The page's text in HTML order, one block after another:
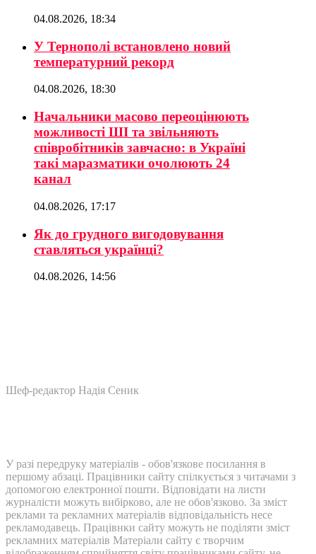
04.08.2026, 18:34
У Тернополі встановлено новий
температурний рекорд
04.08.2026, 18:30
Начальники масово переоцінюють
можливості ШІ та звільняють
співробітників завчасно: в Україні
такі маразматики очолюють 24
канал
04.08.2026, 17:17
Як до грудного вигодовування
ставляться українці?
04.08.2026, 14:56
Шеф-редактор Надія Сеник
У разі передруку матеріалів - обов'язкове посилання в
першому абзаці. Працівники сайту спілкується з читачами з
допомогою електронної пошти. Відповідати на листи
журналісти можуть вибірково, але не обов'язково. За зміст
реклами та рекламних матеріалів відповідальність несе
рекламодавець. Працівнки сайту можуть не поділяти зміст
рекламних матеріалів Матеріали сайту є творчим